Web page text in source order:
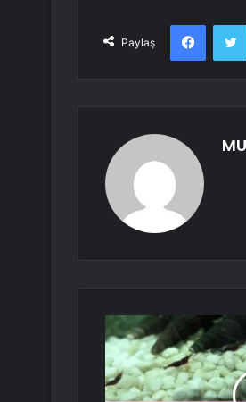
Paylaş